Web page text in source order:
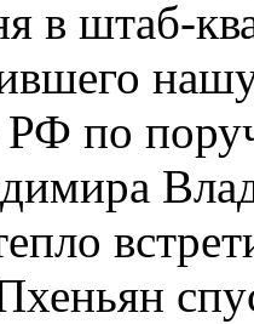
в штаб-
нашу
РФ по